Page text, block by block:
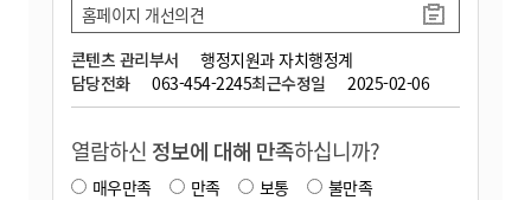
콘텐츠 관리부서
행정지원과 자치행정계
담당전화
063-454-2245최근수정일 2025-02-06
홈페이지 개선의견
열람하신 정보에 대해 만족하십니까?
매우만족 만족 보통
불만족